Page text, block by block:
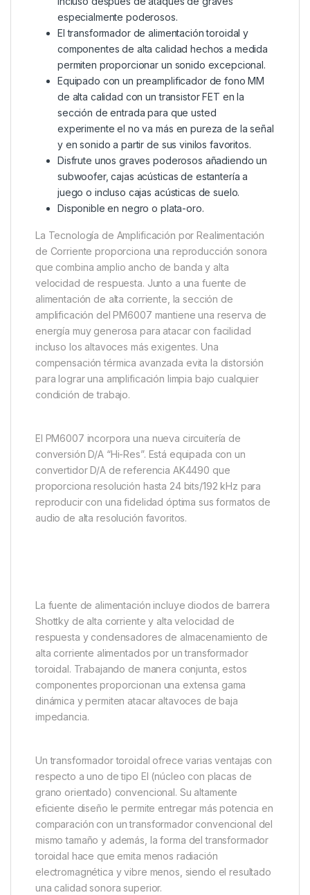
especialmente poderosos.
El transformador de alimentación toroidal y
componentes de alta calidad hechos a medida
permiten proporcionar un sonido excepcional.
Equipado con un preamplificador de fono MM
de alta calidad con un transistor FET en la
sección de entrada para que usted
experimente el no va más en pureza de la señal
y en sonido a partir de sus vinilos favoritos.
Disfrute unos graves poderosos añadiendo un
subwoofer, cajas acústicas de estantería a
juego o incluso cajas acústicas de suelo.
Disponible en negro o plata-oro.
La Tecnología de Amplificación por Realimentación
de Corriente proporciona una reproducción sonora
que combina amplio ancho de banda y alta
velocidad de respuesta. Junto a una fuente de
alimentación de alta corriente, la sección de
amplificación del PM6007 mantiene una reserva de
energía muy generosa para atacar con facilidad
incluso los altavoces más exigentes. Una
compensación térmica avanzada evita la distorsión
para lograr una amplificación limpia bajo cualquier
condición de trabajo.
El PM6007 incorpora una nueva circuitería de
conversión D/A “Hi-Res”. Está equipada con un
convertidor D/A de referencia AK4490 que
proporciona resolución hasta 24 bits/192 kHz para
reproducir con una fidelidad óptima sus formatos de
audio de alta resolución favoritos.
La fuente de alimentación incluye diodos de barrera
Shottky de alta corriente y alta velocidad de
respuesta y condensadores de almacenamiento de
alta corriente alimentados por un transformador
toroidal. Trabajando de manera conjunta, estos
componentes proporcionan una extensa gama
dinámica y permiten atacar altavoces de baja
impedancia.
Un transformador toroidal ofrece varias ventajas con
respecto a uno de tipo EI (núcleo con placas de
grano orientado) convencional. Su altamente
eficiente diseño le permite entregar más potencia en
comparación con un transformador convencional del
mismo tamaño y además, la forma del transformador
toroidal hace que emita menos radiación
electromagnética y vibre menos, siendo el resultado
una calidad sonora superior.